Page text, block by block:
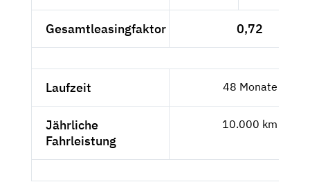
Gesamtleasingfaktor 0,72
Laufzeit 48 Monate
Jährliche
Fahrleistung
10.000 km